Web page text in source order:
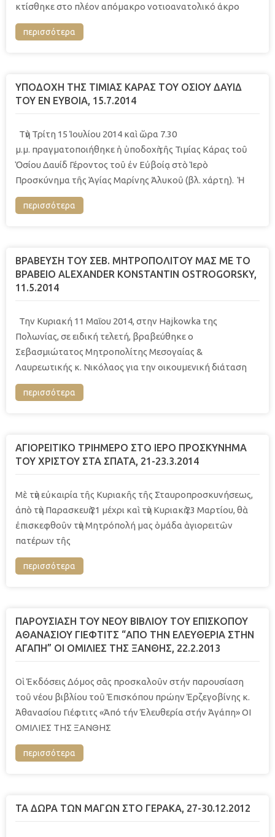
κτίσθηκε στο πλέον απόμακρο νοτιοανατολικό άκρο
περισσότερα
ΥΠΟΔΟΧΗ ΤΗΣ ΤΙΜΙΑΣ ΚΑΡΑΣ ΤΟΥ ΟΣΙΟΥ ΔΑΥΙΔ
ΤΟΥ ΕΝ ΕΥΒΟΙΑ, 15.7.2014
Τὴν Τρίτη 15 Ἰουλίου 2014 καὶ ὥρα 7.30
μ.μ. πραγματοποιήθηκε ἡ ὑποδοχὴ τῆς Τιμίας Κάρας τοῦ
Ὁσίου Δαυίδ Γέροντος τοῦ ἐν Εὐβοίᾳ στὸ Ἱερὸ
Προσκύνημα τῆς Ἁγίας Μαρίνης Ἀλυκοῦ (βλ. χάρτη). Ἡ
περισσότερα
ΒΡΑΒΕΥΣΗ ΤΟΥ ΣΕΒ. ΜΗΤΡΟΠΟΛΙΤΟΥ ΜΑΣ ΜΕ ΤΟ
ΒΡΑΒΕΙΟ ΑLEXANDER KONSTANTIN OSTROGORSKY,
11.5.2014
Την Κυριακή 11 Μαΐου 2014, στην Hajkowka της
Πολωνίας, σε ειδική τελετή, βραβεύθηκε ο
Σεβασμιώτατος Μητροπολίτης Μεσογαίας &
Λαυρεωτικής κ. Νικόλαος για την οικουμενική διάταση
περισσότερα
ΑΓΙΟΡΕΙΤΙΚΟ ΤΡΙΗΜΕΡΟ ΣΤΟ ΙΕΡΟ ΠΡΟΣΚΥΝΗΜΑ
ΤΟΥ ΧΡΙΣΤΟΥ ΣΤΑ ΣΠΑΤΑ, 21-23.3.2014
Μὲ τὴν εὐκαιρία τῆς Κυριακῆς τῆς Σταυροπροσκυνήσεως,
ἀπὸ τὴν Παρασκευὴ 21 μέχρι καὶ τὴν Κυριακὴ 23 Μαρτίου, θὰ
ἐπισκεφθοῦν τὴν Μητρόπολή μας ὁμάδα ἁγιορειτῶν
πατέρων τῆς
περισσότερα
ΠΑΡΟΥΣΙΑΣΗ ΤΟΥ ΝΕΟΥ ΒΙΒΛΙΟΥ ΤΟΥ ΕΠΙΣΚΟΠΟΥ
ΑΘΑΝΑΣΙΟΥ ΓΙΕΦΤΙΤΣ “ΑΠΟ ΤΗΝ ΕΛΕΥΘΕΡΙΑ ΣΤΗΝ
ΑΓΑΠΗ” ΟΙ ΟΜΙΛΙΕΣ ΤΗΣ ΞΑΝΘΗΣ, 22.2.2013
Οἱ Ἐκδόσεις Δόμος σᾶς προσκαλοῦν στήν παρουσίαση
τοῦ νέου βιβλίου τοῦ Ἐπισκόπου πρώην Ἐρζεγοβίνης κ.
Ἀθανασίου Γιέφτιτς «Ἀπό τήν Ἐλευθερία στήν Ἀγάπη» ΟΙ
ΟΜΙΛΙΕΣ ΤΗΣ ΞΑΝΘΗΣ
περισσότερα
ΤΑ ΔΩΡΑ ΤΩΝ ΜΑΓΩΝ ΣΤΟ ΓΕΡΑΚΑ, 27-30.12.2012